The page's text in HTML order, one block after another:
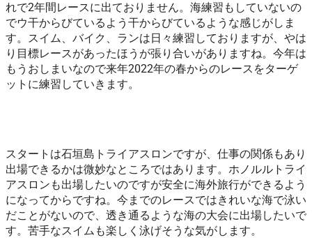
れで2年間レースに出ておりません。海練習もしていないの
でウ干からびているよう干からびているような感じがしま
す。スイム、バイク、ランは日々練習しておりますが、やは
り目標レースがあったほうが張り合いがありますね。今年は
もうおしまいなので来年2022年の春からのレースをターゲ
ットに練習していきます。
スタートは石垣島トライアスロンですが、仕事の関係もあり
出場できるかは微妙なところではあります。ホノルルトライ
アスロンも出場したいのですが安全に海外旅行ができるよう
になってからですね。今までのレースではきれいな海で泳い
だことがないので、透き通るような海の大会に出場したいで
す。苦手なスイムも楽しく泳げそうな気がします。